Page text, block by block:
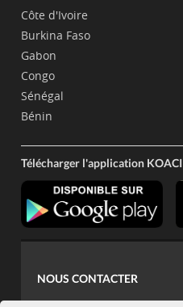
Côte d'Ivoire
Burkina Faso
Gabon
Congo
Sénégal
Bénin
Télécharger l'application KOACI
NOUS CONTACTER